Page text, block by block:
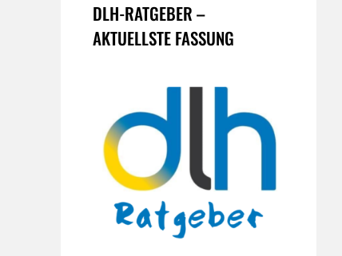
DLH-RATGEBER –
AKTUELLSTE FASSUNG